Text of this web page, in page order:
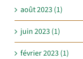
août 2023 (1)
juin 2023 (1)
février 2023 (1)